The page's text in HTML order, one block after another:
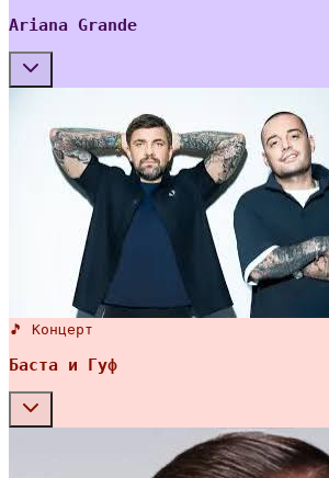
Ariana Grande
🎵 Концерт
Баста и Гуф